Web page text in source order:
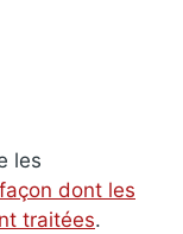
les
dont les
traitées.